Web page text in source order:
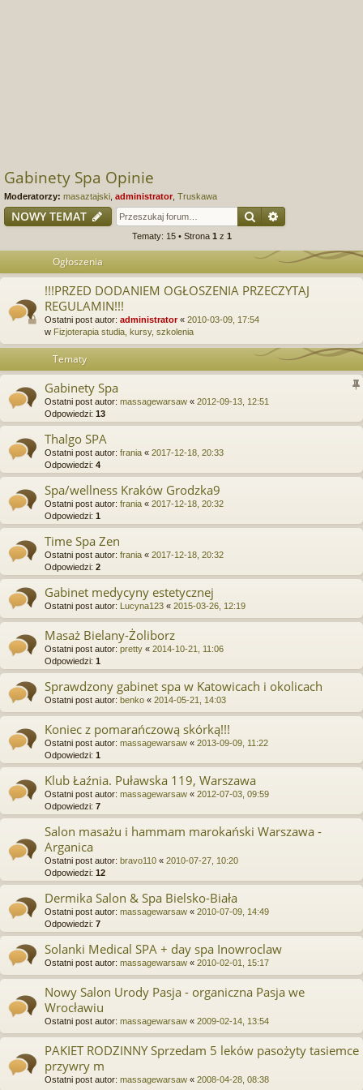
Gabinety Spa Opinie
Moderatorzy: masaztajski administrator Truskawa
NOWY TEMAT SzukajWyszukiwanie
Tematy: 15 • Strona 1 z 1
Ogłoszenia
!!!PRZED DODANIEM OGŁOSZENIA PRZECZYTAJ
REGULAMIN!!!
Ostatni post autor: administrator« 2010-03-09, 17:54
w Fizjoterapia studia, kursy, szkolenia
Tematy
Gabinety Spa
Ostatni post autor: massagewarsaw « 2012-09-13, 12:51
Odpowiedzi: 13
Thalgo SPA
Ostatni post autor: frania « 2017-12-18, 20:33
Odpowiedzi: 4
Spa/wellness Kraków Grodzka9
Ostatni post autor: frania « 2017-12-18, 20:32
Odpowiedzi: 1
Time Spa Zen
Ostatni post autor: frania « 2017-12-18, 20:32
Odpowiedzi: 2
Gabinet medycyny estetycznej
Ostatni post autor: Lucyna123 « 2015-03-26, 12:19
Masaż Bielany-Żoliborz
Ostatni post autor: pretty « 2014-10-21, 11:06
Odpowiedzi: 1
Sprawdzony gabinet spa w Katowicach i okolicach
Ostatni post autor: benko « 2014-05-21, 14:03
Koniec z pomarańczową skórką!!!
Ostatni post autor: massagewarsaw « 2013-09-09, 11:22
Odpowiedzi: 1
Klub Łaźnia. Puławska 119, Warszawa
Ostatni post autor: massagewarsaw « 2012-07-03, 09:59
Odpowiedzi: 7
Salon masażu i hammam marokański Warszawa -
Arganica
Ostatni post autor: bravo110 « 2010-07-27, 10:20
Odpowiedzi: 12
Dermika Salon & Spa Bielsko-Biała
Ostatni post autor: massagewarsaw « 2010-07-09, 14:49
Odpowiedzi: 7
Solanki Medical SPA + day spa Inowroclaw
Ostatni post autor: massagewarsaw « 2010-02-01, 15:17
Nowy Salon Urody Pasja - organiczna Pasja we
Wrocławiu
Ostatni post autor: massagewarsaw « 2009-02-14, 13:54
PAKIET RODZINNY Sprzedam 5 leków pasożyty tasiemce
przywry m
Ostatni post autor: massagewarsaw « 2008-04-28, 08:38